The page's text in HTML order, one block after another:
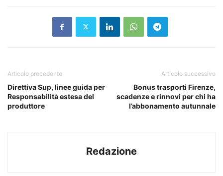
Articolo precedente
Direttiva Sup, linee guida per
Responsabilità estesa del
produttore
Articolo successivo
Bonus trasporti Firenze,
scadenze e rinnovi per chi ha
l’abbonamento autunnale
Redazione